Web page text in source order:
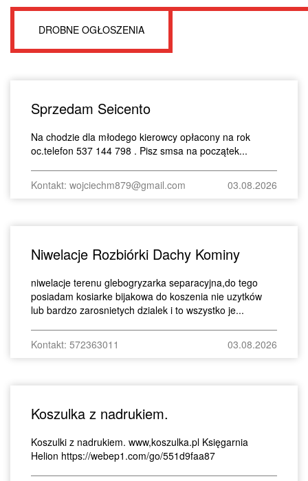
DROBNE OGŁOSZENIA
Sprzedam Seicento
Na chodzie dla młodego kierowcy opłacony na rok
oc.telefon 537 144 798 . Pisz smsa na początek...
Kontakt: wojciechm879@gmail.com 03.08.2026
Niwelacje Rozbiórki Dachy Kominy
niwelacje terenu glebogryzarka separacyjna,do tego
posiadam kosiarke bijakowa do koszenia nie uzytków
lub bardzo zarosnietych dzialek i to wszystko je...
Kontakt: 572363011 03.08.2026
Koszulka z nadrukiem.
Koszulki z nadrukiem. www,koszulka.pl Księgarnia
Helion https://webep1.com/go/551d9faa87